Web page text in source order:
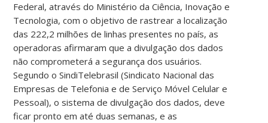
Federal, através do Ministério da Ciência, Inovação e
Tecnologia, com o objetivo de rastrear a localização
das 222,2 milhões de linhas presentes no país, as
operadoras afirmaram que a divulgação dos dados
não comprometerá a segurança dos usuários.
Segundo o SindiTelebrasil (Sindicato Nacional das
Empresas de Telefonia e de Serviço Móvel Celular e
Pessoal), o sistema de divulgação dos dados, deve
ficar pronto em até duas semanas, e as